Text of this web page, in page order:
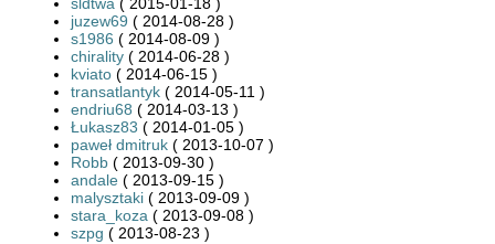
juzew69 ( 2014-08-28 )
s1986 ( 2014-08-09 )
chirality ( 2014-06-28 )
kviato ( 2014-06-15 )
transatlantyk ( 2014-05-11 )
endriu68 ( 2014-03-13 )
Łukasz83 ( 2014-01-05 )
paweł dmitruk ( 2013-10-07 )
Robb ( 2013-09-30 )
andale ( 2013-09-15 )
malysztaki ( 2013-09-09 )
stara_koza ( 2013-09-08 )
szpg ( 2013-08-23 )